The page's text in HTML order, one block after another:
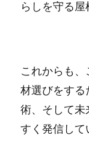
らしを守る屋
これからも
材選びをする
術、そして未
すく発信して